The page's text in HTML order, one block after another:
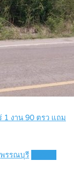
งาน 90 ตรว แถม
พรรณบุรี